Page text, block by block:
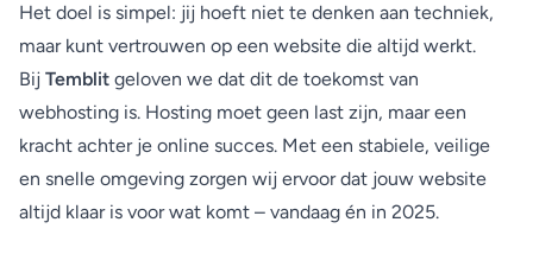
Het doel is simpel: jij hoeft niet te denken aan techniek,
maar kunt vertrouwen op een website die altijd werkt.
Bij Temblit geloven we dat dit de toekomst van
webhosting is. Hosting moet geen last zijn, maar een
kracht achter je online succes. Met een stabiele, veilige
en snelle omgeving zorgen wij ervoor dat jouw website
altijd klaar is voor wat komt – vandaag én in 2025.